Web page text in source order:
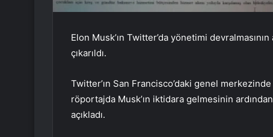
Elon Musk’ın Twitter’da yönetimi
çıkarıldı.
Twitter’ın San Francisco’daki genel
röportajda Musk’ın iktidara gelmesinin
açıkladı.